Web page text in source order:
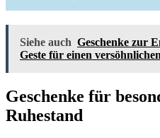
Siehe auch Geschenke zur
Geste für einen
Geschenke für
Ruhestand